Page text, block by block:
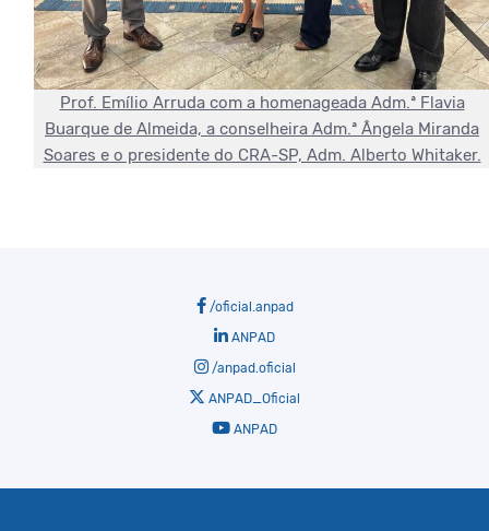
Prof. Emílio Arruda com a homenageada Adm.ª Flavia
Buarque de Almeida, a conselheira Adm.ª Ângela Miranda
Soares e o presidente do CRA-SP, Adm. Alberto Whitaker.
/oficial.anpad
ANPAD
/anpad.oficial
ANPAD_Oficial
ANPAD